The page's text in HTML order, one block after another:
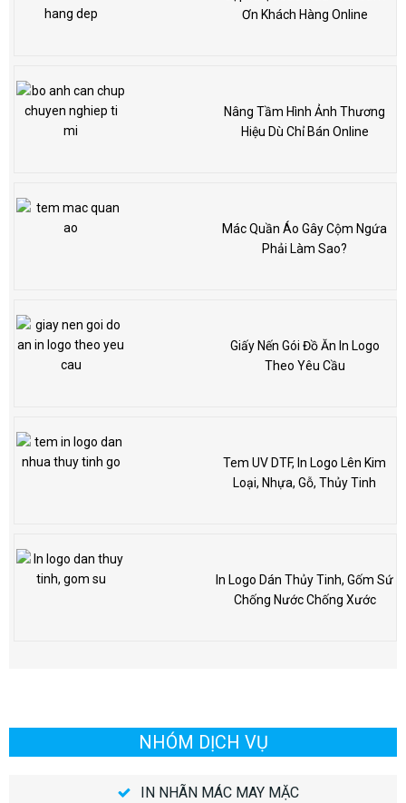
Ơn Khách Hàng Online
Nâng Tầm Hình Ảnh Thương
Hiệu Dù Chỉ Bán Online
Mác Quần Áo Gây Cộm Ngứa
Phải Làm Sao?
Giấy Nến Gói Đồ Ăn In Logo
Theo Yêu Cầu
Tem UV DTF, In Logo Lên Kim
Loại, Nhựa, Gỗ, Thủy Tinh
In Logo Dán Thủy Tinh, Gốm Sứ
Chống Nước Chống Xước
NHÓM DỊCH VỤ
IN NHÃN MÁC MAY MẶC